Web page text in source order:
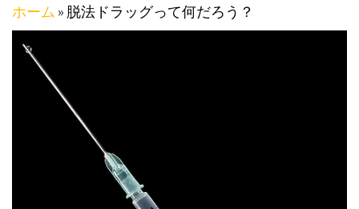
ホーム » 脱法ドラッグって何だろう？